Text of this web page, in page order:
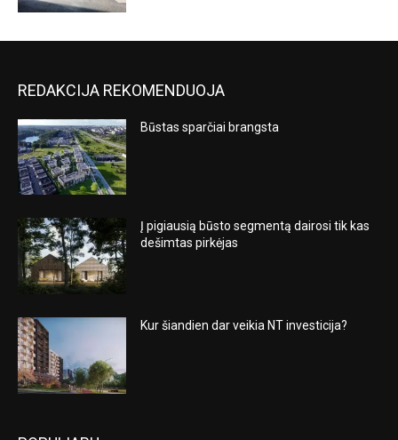
REDAKCIJA REKOMENDUOJA
Būstas sparčiai brangsta
Į pigiausią būsto segmentą dairosi tik kas
dešimtas pirkėjas
Kur šiandien dar veikia NT investicija?